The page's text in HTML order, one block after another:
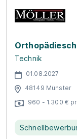
Technik
01.08.2027
48149 Münster
960 - 1.300 €